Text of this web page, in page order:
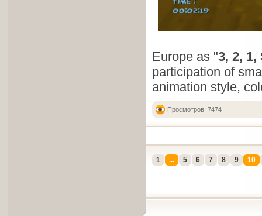
Europe as "3, 2,
participation of
animation style,
Просмотров: 7474
1 ... 5 6 7 8 9 10